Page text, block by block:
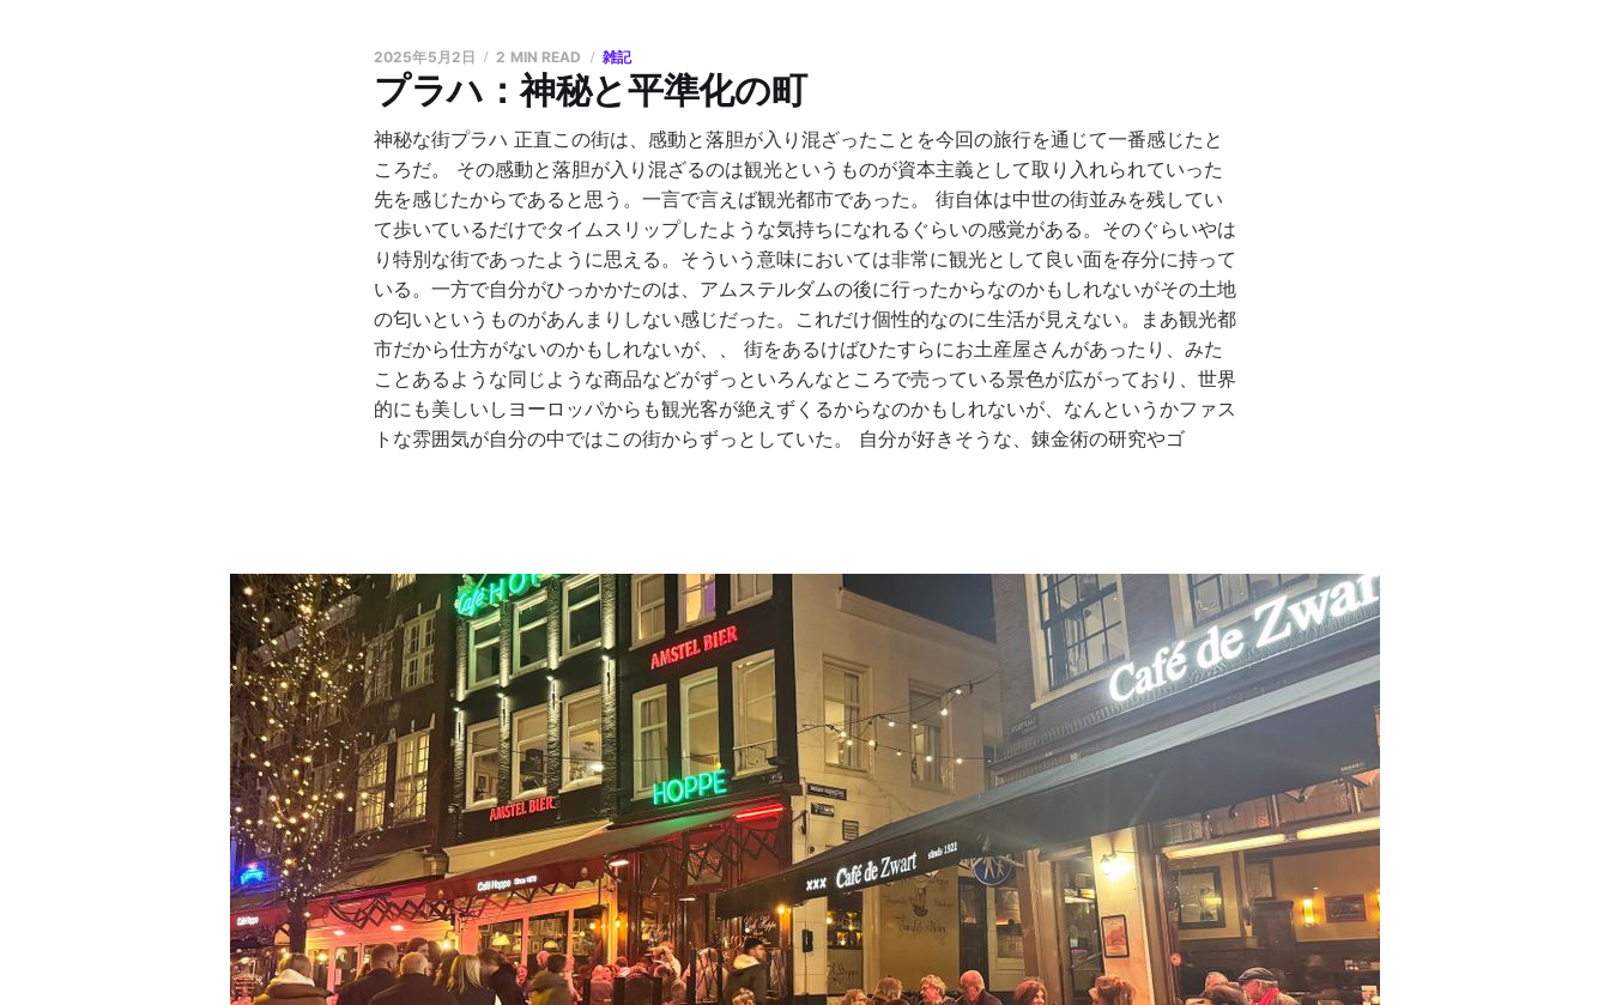
プラハ：神秘と平準化の町
2025年5月2日 2 MIN READ 雑記
神秘な街プラハ 正直この街は、感動と落胆が入り混ざったことを今回の旅行を通じて一番感じたと
ころだ。 その感動と落胆が入り混ざるのは観光というものが資本主義として取り入れられていった
先を感じたからであると思う。一言で言えば観光都市であった。 街自体は中世の街並みを残してい
て歩いているだけでタイムスリップしたような気持ちになれるぐらいの感覚がある。そのぐらいやは
り特別な街であったように思える。そういう意味においては非常に観光として良い面を存分に持って
いる。一方で自分がひっかかたのは、アムステルダムの後に行ったからなのかもしれないがその土地
の匂いというものがあんまりしない感じだった。これだけ個性的なのに生活が見えない。まあ観光都
市だから仕方がないのかもしれないが、、 街をあるけばひたすらにお土産屋さんがあったり、みた
ことあるような同じような商品などがずっといろんなところで売っている景色が広がっており、世界
的にも美しいしヨーロッパからも観光客が絶えずくるからなのかもしれないが、なんというかファス
トな雰囲気が自分の中ではこの街からずっとしていた。 自分が好きそうな、錬金術の研究やゴ